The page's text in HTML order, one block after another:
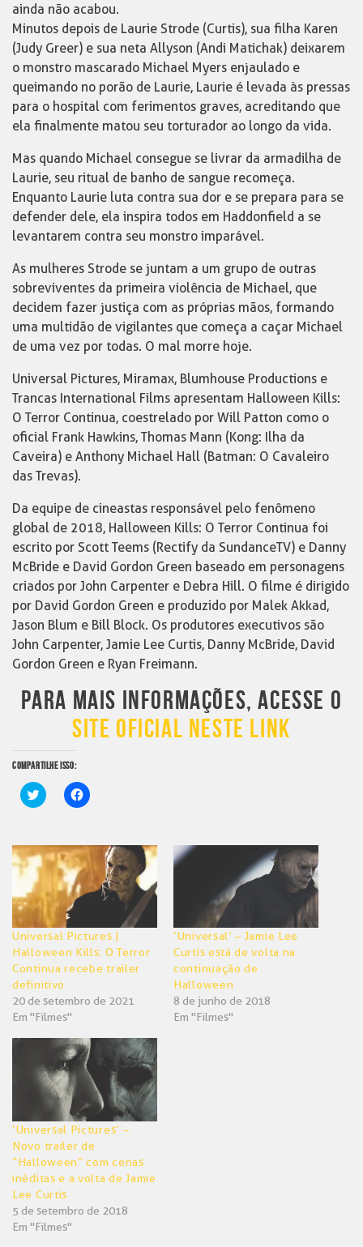
ainda não acabou.
Minutos depois de Laurie Strode (Curtis), sua filha Karen
(Judy Greer) e sua neta Allyson (Andi Matichak) deixarem
o monstro mascarado Michael Myers enjaulado e
queimando no porão de Laurie, Laurie é levada às pressas
para o hospital com ferimentos graves, acreditando que
ela finalmente matou seu torturador ao longo da vida.
Mas quando Michael consegue se livrar da armadilha de
Laurie, seu ritual de banho de sangue recomeça.
Enquanto Laurie luta contra sua dor e se prepara para se
defender dele, ela inspira todos em Haddonfield a se
levantarem contra seu monstro imparável.
As mulheres Strode se juntam a um grupo de outras
sobreviventes da primeira violência de Michael, que
decidem fazer justiça com as próprias mãos, formando
uma multidão de vigilantes que começa a caçar Michael
de uma vez por todas. O mal morre hoje.
Universal Pictures, Miramax, Blumhouse Productions e
Trancas International Films apresentam Halloween Kills:
O Terror Continua, coestrelado por Will Patton como o
oficial Frank Hawkins, Thomas Mann (Kong: Ilha da
Caveira) e Anthony Michael Hall (Batman: O Cavaleiro
das Trevas).
Da equipe de cineastas responsável pelo fenômeno
global de 2018, Halloween Kills: O Terror Continua foi
escrito por Scott Teems (Rectify da SundanceTV) e Danny
McBride e David Gordon Green baseado em personagens
criados por John Carpenter e Debra Hill. O filme é dirigido
por David Gordon Green e produzido por Malek Akkad,
Jason Blum e Bill Block. Os produtores executivos são
John Carpenter, Jamie Lee Curtis, Danny McBride, David
Gordon Green e Ryan Freimann.
PARA MAIS INFORMAÇÕES, ACESSE O
SITE OFICIAL NESTE LINK
COMPARTILHE ISSO:
Clique
para
em
nova
janela)
Clique
para
em
nova
janela)
Universal Pictures |
Halloween Kills: O Terror
Continua recebe trailer
definitivo
20 de setembro de 2021
Em "Filmes"
‘Universal’ – Jamie Lee
Curtis está de volta na
continuação de
Halloween
8 de junho de 2018
Em "Filmes"
‘Universal Pictures’ –
Novo trailer de
“Halloween” com cenas
inéditas e a volta de Jamie
Lee Curtis
5 de setembro de 2018
Em "Filmes"